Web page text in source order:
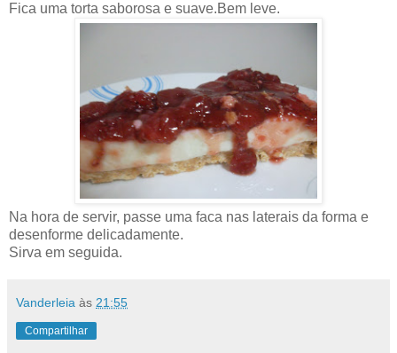
Fica uma torta saborosa e suave.Bem leve.
Na hora de servir, passe uma faca nas laterais da forma e
desenforme delicadamente.
Sirva em seguida.
Vanderleia às 21:55
Compartilhar